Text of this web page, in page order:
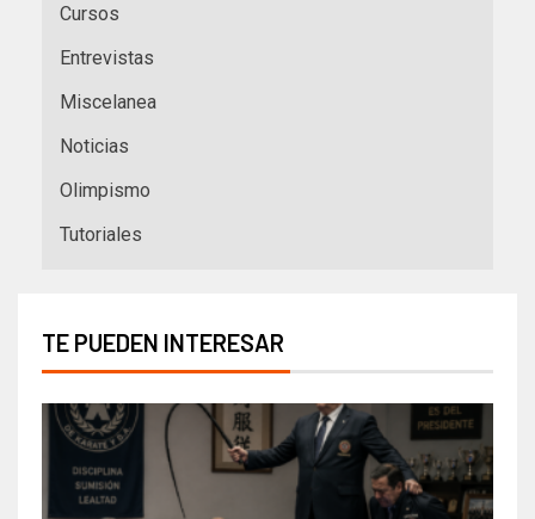
Cursos
Entrevistas
Miscelanea
Noticias
Olimpismo
Tutoriales
TE PUEDEN INTERESAR